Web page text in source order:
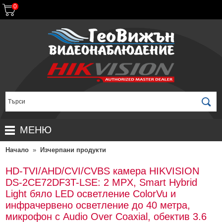
0
МЕНЮ
НАЧАЛО
ПРОДУКТИ
ПРОМОЦИИ
НОВИ ПРОДУКТИ
КОМПЛЕКТИ ЗА ВИДЕОНАБЛЮДЕНИЕ
ЗА ДИСТРИБУТОРИ
ГАРАНЦИОННИ УСЛОВИЯ
ДОСТАВКИ
Начало » Изчерпани продукти
HD-TVI/AHD/CVI/CVBS камера HIKVISION
DS-2CE72DF3T-LSE: 2 MPX, Smart Hybrid
Light бяло LED осветление ColorVu и
инфрачервено осветление до 40 метра,
микрофон с Audio Over Coaxial, обектив 3.6